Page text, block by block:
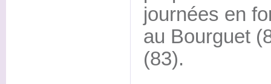
journées en
au Bourguet
(83).